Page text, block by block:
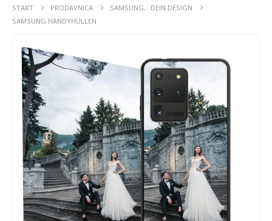
START PRODAVNICA SAMSUNG,
DEIN DESIGN
SAMSUNG HANDYHÜLLEN